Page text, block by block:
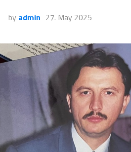
by admin 27. May 2025